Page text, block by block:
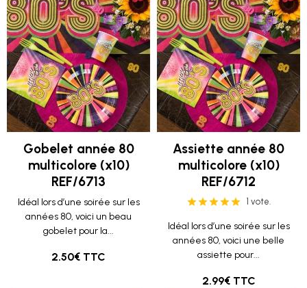
Gobelet année 80
multicolore (x10)
REF/6713
Idéal lors d’une soirée sur les
années 80, voici un beau
gobelet pour la...
2.50€ TTC
Assiette année 80
multicolore (x10)
REF/6712
1 vote.
Idéal lors d’une soirée sur les
années 80, voici une belle
assiette pour...
2.99€ TTC